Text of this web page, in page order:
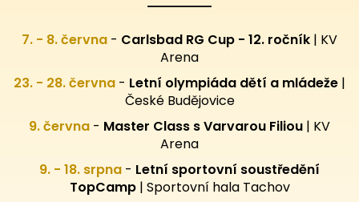
7. - 8. června - Carlsbad RG Cup - 12. ročník | KV
Arena
23. - 28. června - Letní olympiáda dětí a mládeže |
České Budějovice
9. června - Master Class s Varvarou Filiou | KV
Arena
9. - 18. srpna - Letní sportovní soustředění
TopCamp| Sportovní hala Tachov